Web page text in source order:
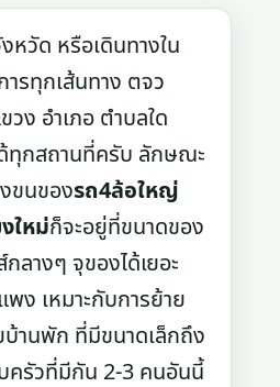
วัด หรือเดินทางใน
ารทุกเส้นทาง ตจว
ง อำเภอ ตำบลใด
ด้ทุกสถานที่ครับ ลักษณะ
ขนของรถ4ล้อใหญ่
ใหม่ก็จะอยู่ที่ขนาดของ
ลางๆ จุของได้เยอะ
พง เหมาะกับการย้าย
านพัก ที่มีขนาดเล็กถึง
ครัวที่มีกัน 2-3 คนอันนี้